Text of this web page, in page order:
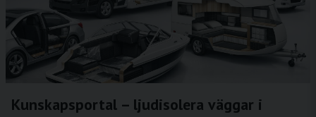
Kunskapsportal – ljudisolera väggar i